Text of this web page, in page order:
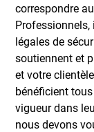
correspondre
légales de
soutiennent et
et votre
bénéficient
vigueur dans
nous devons